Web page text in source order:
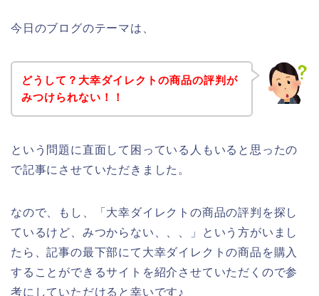
今日のブログのテーマは、
どうして？大幸ダイレクトの商品の評判が
みつけられない！！
という問題に直面して困っている人もいると思ったの
で記事にさせていただきました。
なので、もし、「大幸ダイレクトの商品の評判を探し
ているけど、みつからない、、、」という方がいまし
たら、記事の最下部にて大幸ダイレクトの商品を購入
することができるサイトを紹介させていただくので参
考にしていただけると幸いです♪